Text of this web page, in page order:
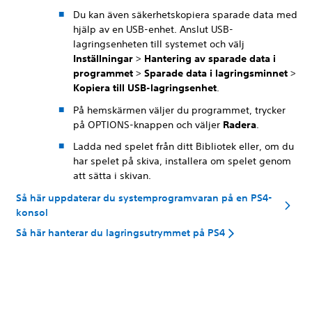
Du kan även säkerhetskopiera sparade data med
hjälp av en USB-enhet. Anslut USB-
lagringsenheten till systemet och välj
Inställningar > Hantering av sparade data i
programmet > Sparade data i lagringsminnet >
Kopiera till USB-lagringsenhet.
På hemskärmen väljer du programmet, trycker
på OPTIONS-knappen och väljer Radera
Ladda ned spelet från ditt Bibliotek eller, om du
har spelet på skiva, installera om spelet genom
att sätta i skivan.
Så här uppdaterar du systemprogramvaran på en PS4-
konsol
Så här hanterar du lagringsutrymmet på PS4